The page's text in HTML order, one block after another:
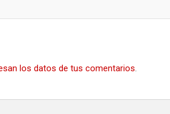
los datos de tus comentarios.